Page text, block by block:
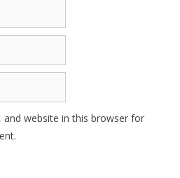
and website in this browser for